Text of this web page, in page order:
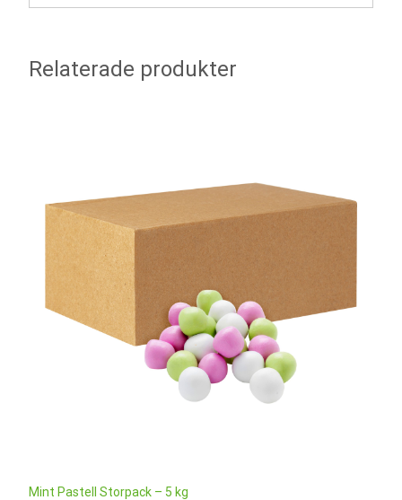
Relaterade produkter
Mint Pastell Storpack – 5 kg